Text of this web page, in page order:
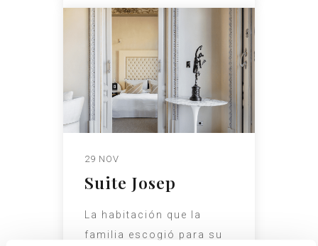
29 NOV
Suite Josep
La habitación que la
familia escogió para su